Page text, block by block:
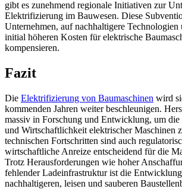
gibt es zunehmend regionale Initiativen zur
Elektrifizierung im Bauwesen. Diese
Unternehmen, auf nachhaltigere Technologien
initial höheren Kosten für elektrische
kompensieren.
Fazit
Die Elektrifizierung von Baumaschinen wird
kommenden Jahren weiter beschleunigen.
massiv in Forschung und Entwicklung, um
und Wirtschaftlichkeit elektrischer Maschinen
technischen Fortschritten sind auch
wirtschaftliche Anreize entscheidend für die
Trotz Herausforderungen wie hoher
fehlender Ladeinfrastruktur ist die
nachhaltigeren, leisen und sauberen